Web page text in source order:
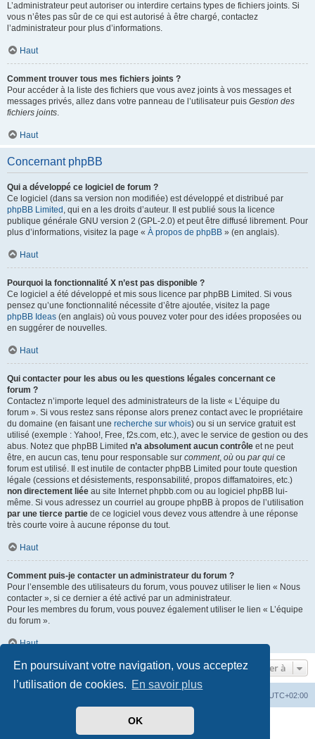
En poursuivant votre navigation, vous acceptez
l’utilisation de cookies. En savoir plus
OK
L’administrateur peut autoriser ou interdire certains types de fichiers joints. Si
vous n’êtes pas sûr de ce qui est autorisé à être chargé, contactez
l’administrateur pour plus d’informations.
Haut
Comment trouver tous mes fichiers joints ?
Pour accéder à la liste des fichiers que vous avez joints à vos messages et
messages privés, allez dans votre panneau de l’utilisateur puis Gestion des
fichiers joints.
Haut
Concernant phpBB
Qui a développé ce logiciel de forum ?
Ce logiciel (dans sa version non modifiée) est développé et distribué par
phpBB Limited , qui en a les droits d’auteur. Il est publié sous la licence
publique générale GNU version 2 (GPL-2.0) et peut être diffusé librement. Pour
plus d’informations, visitez la page « À propos de phpBB » (en anglais).
Haut
Pourquoi la fonctionnalité X n’est pas disponible ?
Ce logiciel a été développé et mis sous licence par phpBB Limited. Si vous
pensez qu’une fonctionnalité nécessite d’être ajoutée, visitez la page
phpBB Ideas (en anglais) où vous pouvez voter pour des idées proposées ou
en suggérer de nouvelles.
Haut
Qui contacter pour les abus ou les questions légales concernant ce
forum ?
Contactez n’importe lequel des administrateurs de la liste « L’équipe du
forum ». Si vous restez sans réponse alors prenez contact avec le propriétaire
du domaine (en faisant une recherche sur whois) ou si un service gratuit est
utilisé (exemple : Yahoo!, Free, f2s.com, etc.), avec le service de gestion ou des
abus. Notez que phpBB Limited n’a absolument aucun contrôle et ne peut
être, en aucun cas, tenu pour responsable sur comment, où ou par qui ce
forum est utilisé. Il est inutile de contacter phpBB Limited pour toute question
légale (cessions et désistements, responsabilité, propos diffamatoires, etc.)
non directement liée au site Internet phpbb.com ou au logiciel phpBB lui-
même. Si vous adressez un courriel au groupe phpBB à propos de l’utilisation
par une tierce partie de ce logiciel vous devez vous attendre à une réponse
très courte voire à aucune réponse du tout.
Haut
Comment puis-je contacter un administrateur du forum ?
Pour l’ensemble des utilisateurs du forum, vous pouvez utiliser le lien « Nous
contacter », si ce dernier a été activé par un administrateur.
Pour les membres du forum, vous pouvez également utiliser le lien « L’équipe
du forum ».
Haut
Aller à
UTC+02:00
phpBB ® Forum Software © phpBB Limited
phpBB-fr.com